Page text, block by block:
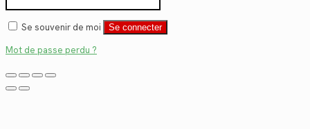
Se souvenir de moi Se connecter
Mot de passe perdu ?